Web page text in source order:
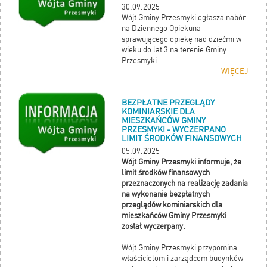
30.09.2025
Wójt Gminy Przesmyki ogłasza nabór
na Dziennego Opiekuna
sprawującego opiekę nad dziećmi w
wieku do lat 3 na terenie Gminy
Przesmyki
WIĘCEJ
BEZPŁATNE PRZEGLĄDY
KOMINIARSKIE DLA
MIESZKAŃCÓW GMINY
PRZESMYKI - WYCZERPANO
LIMIT ŚRODKÓW FINANSOWYCH
05.09.2025
Wójt Gminy Przesmyki informuje, że
limit środków finansowych
przeznaczonych na realizację zadania
na wykonanie bezpłatnych
przeglądów kominiarskich dla
mieszkańców Gminy Przesmyki
został wyczerpany.
Wójt Gminy Przesmyki przypomina
właścicielom i zarządcom budynków